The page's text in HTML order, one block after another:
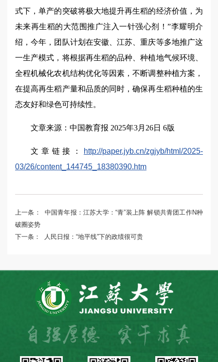
式下，单产的突破将极大地提升再生稻的经济价值，为
未来再生稻的大范围推广注入一针强心剂！”李耀明介
绍，今年，团队计划在安徽、江苏、重庆等多地推广这
一生产模式，将根据再生稻的品种、种植地气候环境、
全程机械化农机结构优化等因素，不断调整种植方案，
在提高再生稻产量和品质的同时，确保再生稻种植的生
态友好和绿色可持续性。
文章来源：中国教育报 2025年3月26日 6版
文章链接：
http://paper.jyb.cn/zgjyb/html/2025-
03/26/content_144745_18380390.htm
上一条：
中国青年报：江苏大学：“青”装上阵 解锁共青团工作N种
破圈姿势
下一条：
人民日报：“地平线”下的政绩很可贵